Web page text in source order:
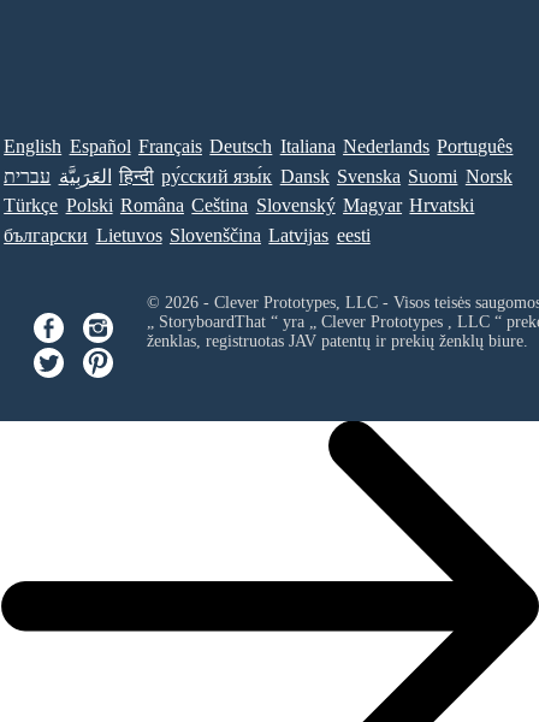
English Español Français Deutsch Italiana Nederlands Português
עברית العَرَبِيَّة हिन्दी ру́сский язы́к Dansk Svenska Suomi Norsk
Türkçe Polski Româna Ceština Slovenský Magyar Hrvatski
български Lietuvos Slovenščina Latvijas eesti
© 2026 - Clever Prototypes, LLC - Visos teisės
„ StoryboardThat “ yra „ Clever Prototypes , LLC“
ženklas, registruotas JAV patentų ir prekių ženklų biure.